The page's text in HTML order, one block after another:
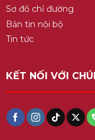
Sơ đồ chỉ đường
Bản tin nội bộ
Tin tức
KẾT NỐI VỚI